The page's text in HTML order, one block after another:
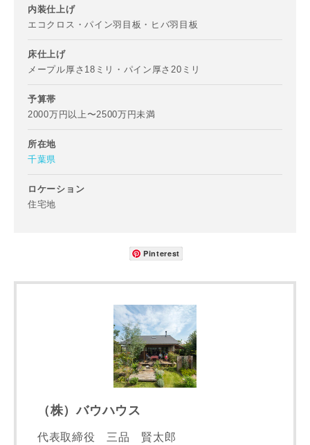
内装仕上げ
エコクロス・パイン羽目板・ヒバ羽目板
床仕上げ
メープル厚さ18ミリ・パイン厚さ20ミリ
予算帯
2000万円以上〜2500万円未満
所在地
千葉県
ロケーション
住宅地
Pinterest
（株）バウハウス
代表取締役 三品 賢太郎
希望の予算
完成希望時期
資料請求にあたっての注意事項
プライバシーポリシー
に則って，いただい
た情報を利用します。
当社はお客様からいただいた個人情報を，お客様が指定され
た専門家へ提供すること、または当社サービスのご案内のた
めに利用します。
専門家の都合により、資料の送付が遅くなったり、送付でき
ない場合があります。あらかじめご了承ください。
閉じる